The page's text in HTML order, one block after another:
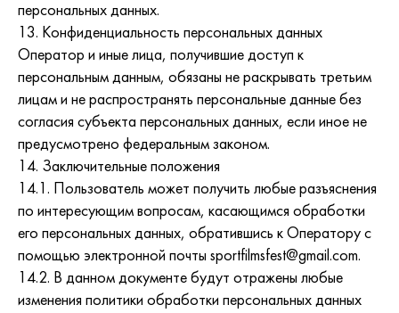
персональных данных.
13. Конфиденциальность персональных данных
Оператор и иные лица, получившие доступ к
персональным данным, обязаны не раскрывать третьим
лицам и не распространять персональные данные без
согласия субъекта персональных данных, если иное не
предусмотрено федеральным законом.
14. Заключительные положения
14.1. Пользователь может получить любые разъяснения
по интересующим вопросам, касающимся обработки
его персональных данных, обратившись к Оператору с
помощью электронной почты sportfilmsfest@gmail.com.
14.2. В данном документе будут отражены любые
изменения политики обработки персональных данных